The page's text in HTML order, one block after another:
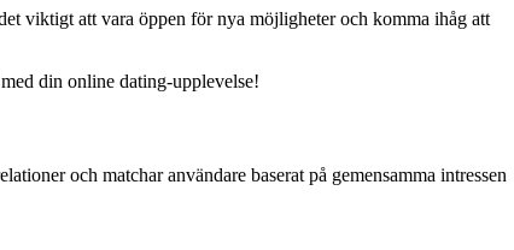
viktigt att vara öppen för nya möjligheter och komma ihåg att
din online dating-upplevelse!
och matchar användare baserat på gemensamma intressen